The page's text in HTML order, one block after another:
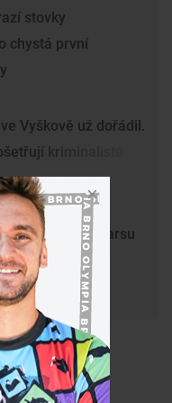
stovky
chystá první
Vyškově už dořádil.
kriminalisté
model Marsu
zařídila